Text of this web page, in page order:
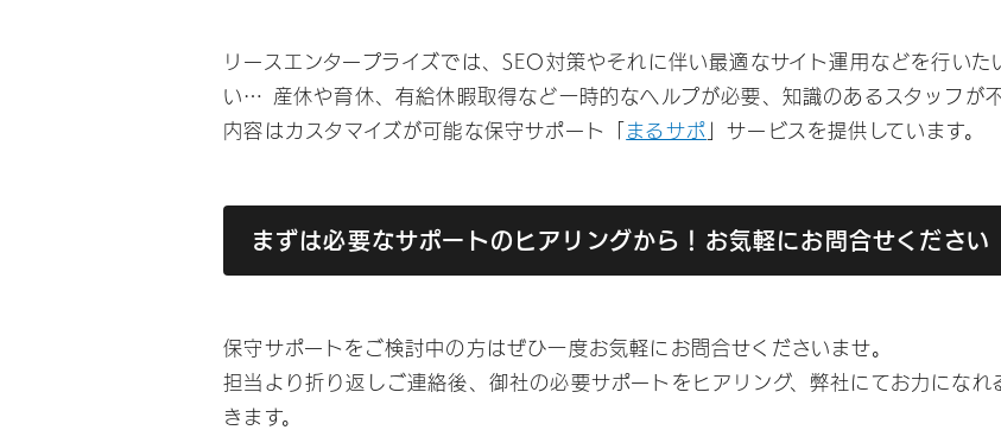
リースエンタープライズでは、SEO対策やそれに伴い最適なサイト運用などを行い
い… 産休や育休、有給休暇取得など一時的なヘルプが必要、知識のあるスタッフが
内容はカスタマイズが可能な保守サポート「
まるサポ 」サービスを提供しています。
まずは必要なサポートのヒアリングから！お気軽にお問合せください
保守サポートをご検討中の方はぜひ一度お気軽にお問合せくださいませ。
担当より折り返しご連絡後、御社の必要サポートをヒアリング、弊社にてお力にな
きます。